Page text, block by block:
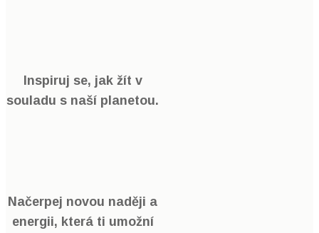
Inspiruj se, jak žít v
souladu s naší planetou.
Načerpej novou naději a
energii, která ti umožní